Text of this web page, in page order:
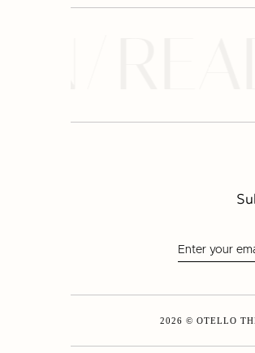
2026 © OTELLO